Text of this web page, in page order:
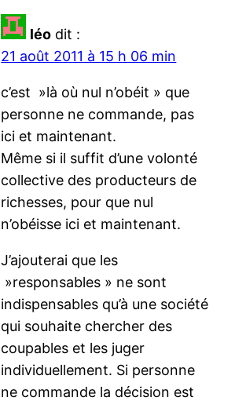
léo dit :
21 août 2011 à 15 h 06 min
c’est »là où nul n’obéit » que
personne ne commande, pas
ici et maintenant.
Même si il suffit d’une volonté
collective des producteurs de
richesses, pour que nul
n’obéisse ici et maintenant.
J’ajouterai que les
»responsables » ne sont
indispensables qu’à une société
qui souhaite chercher des
coupables et les juger
individuellement. Si personne
ne commande la décision est